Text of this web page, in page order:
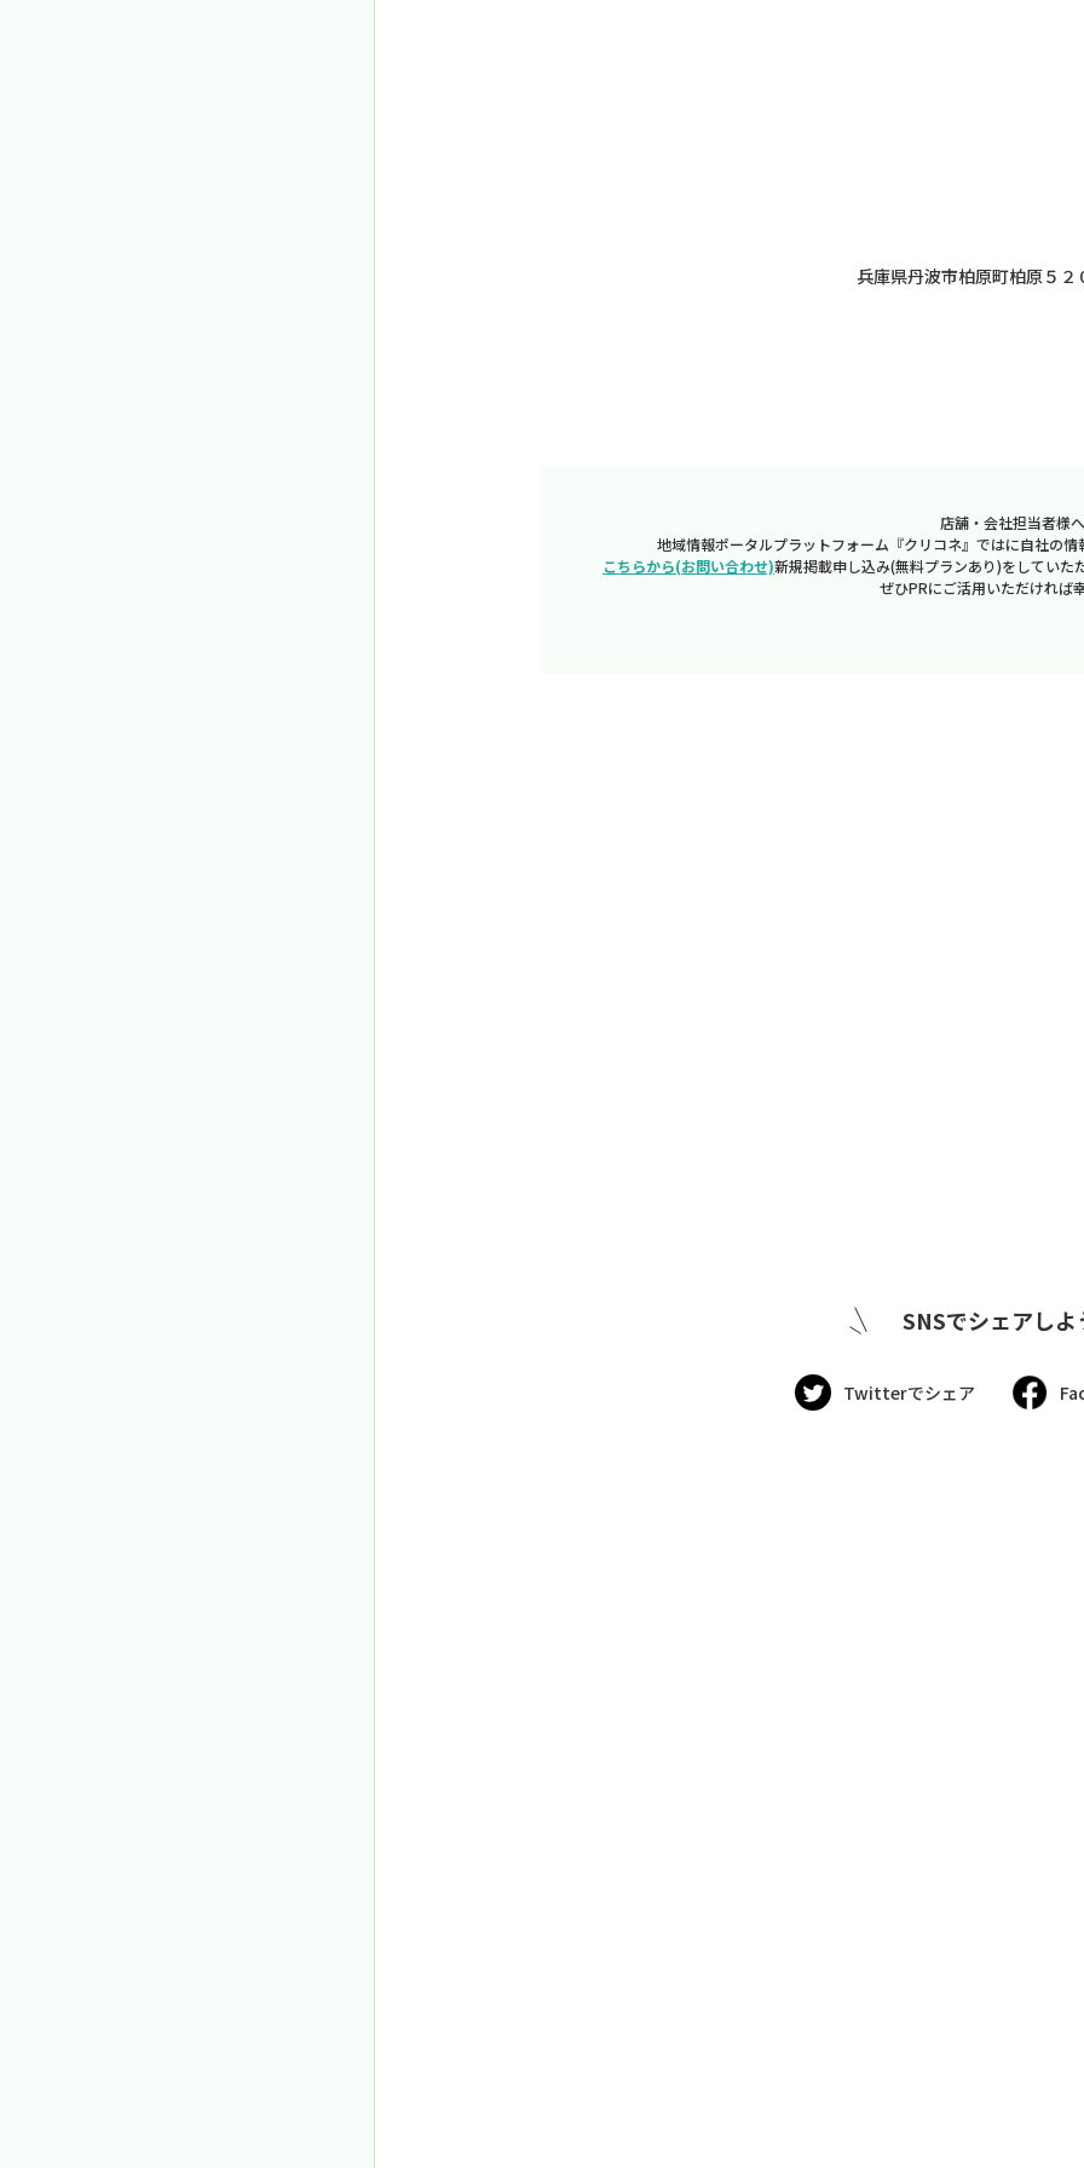
兵庫県丹波市柏原町柏原５２
店舗・会社担当者様へ
地域情報ポータルプラットフォーム『クリコネ』ではに自社の情
こちらから(お問い合わせ)新規掲載申し込み(無料プランあり)をしていた
ぜひPRにご活用いただければ幸
SNSでシェアしよ
Twitterでシェア